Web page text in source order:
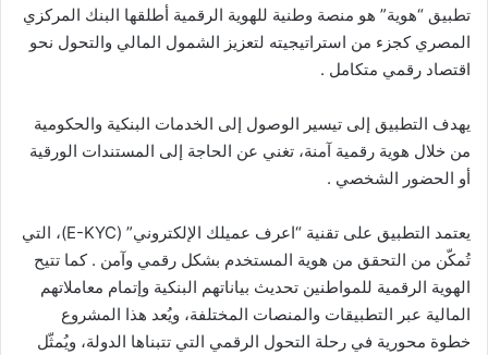
تطبيق “هوية” هو منصة وطنية للهوية الرقمية أطلقها البنك المركزي
المصري كجزء من استراتيجيته لتعزيز الشمول المالي والتحول نحو
اقتصاد رقمي متكامل .
يهدف التطبيق إلى تيسير الوصول إلى الخدمات البنكية والحكومية
من خلال هوية رقمية آمنة، تغني عن الحاجة إلى المستندات الورقية
أو الحضور الشخصي .
يعتمد التطبيق على تقنية “اعرف عميلك الإلكتروني” (E-KYC)، التي
تُمكّن من التحقق من هوية المستخدم بشكل رقمي وآمن . كما تتيح
الهوية الرقمية للمواطنين تحديث بياناتهم البنكية وإتمام معاملاتهم
المالية عبر التطبيقات والمنصات المختلفة، ويُعد هذا المشروع
خطوة محورية في رحلة التحول الرقمي التي تتبناها الدولة، ويُمثّل